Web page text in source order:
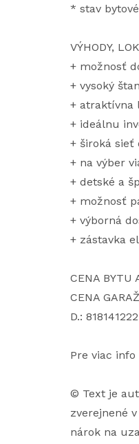
* stav
VÝHODY,
+ možnosť
+ vysoký
+ atraktívna
+ ideálnu
+ široká sieť
+ na výber
+ detské a
+ možnosť
+ výborná
+ zástavka
CENA BYTU
CENA
D.: 818141222
Pre viac info
© Text je
zverejnené
nárok na